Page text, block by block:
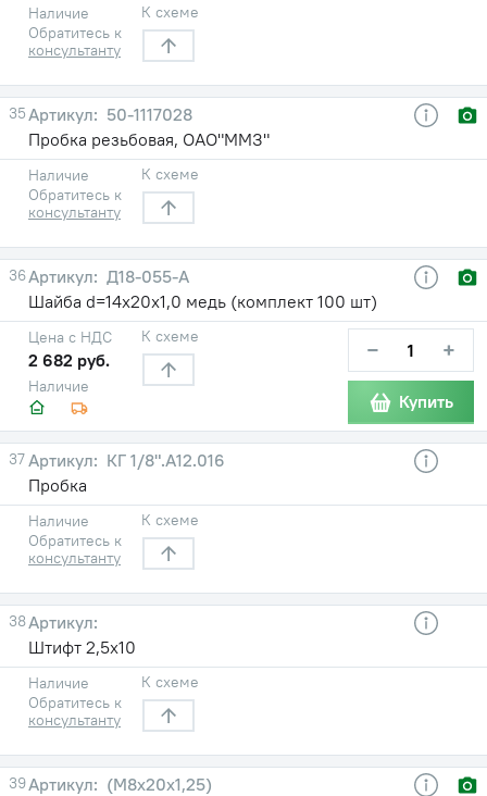
Наличие
Обратитесь к
консультанту
К схеме
35
50-1117028
Пробка резьбовая, ОАО"ММЗ"
Наличие
Обратитесь к
консультанту
К схеме
36
Д18-055-А
Шайба d=14х20х1,0 медь (комплект 100 шт)
Наличие
Цена с НДС
2 682 руб.
К схеме − +
Купить
37
КГ 1/8".А12.016
Пробка
Наличие
Обратитесь к
консультанту
К схеме
38
Штифт 2,5х10
Наличие
Обратитесь к
консультанту
К схеме
39
(М8х20х1,25)